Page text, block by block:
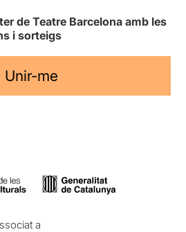
de Teatre Barcelona amb les
i sorteigs
Unir-me
a